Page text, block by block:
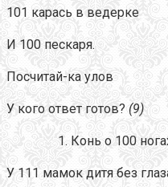
101 карась в ведерке
И 100 пескаря.
Посчитай-ка улов
У кого ответ готов? (9)
Конь о 100
У 111 мамок дитя без